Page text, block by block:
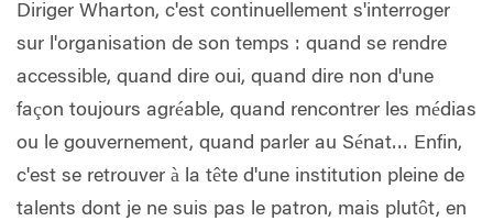
Diriger Wharton, c'est continuellement s'interroger
sur l'organisation de son temps : quand se rendre
accessible, quand dire oui, quand dire non d'une
façon toujours agréable, quand rencontrer les médias
ou le gouvernement, quand parler au Sénat… Enfin,
c'est se retrouver à la tête d'une institution pleine de
talents dont je ne suis pas le patron, mais plutôt, en